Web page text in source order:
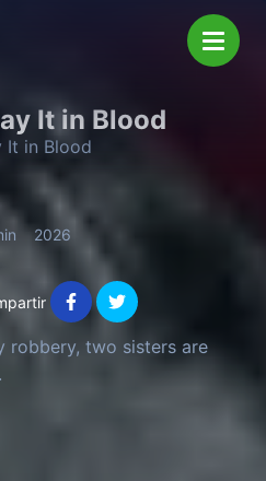
It in Blood
It in Blood
2026
robbery, two sisters are